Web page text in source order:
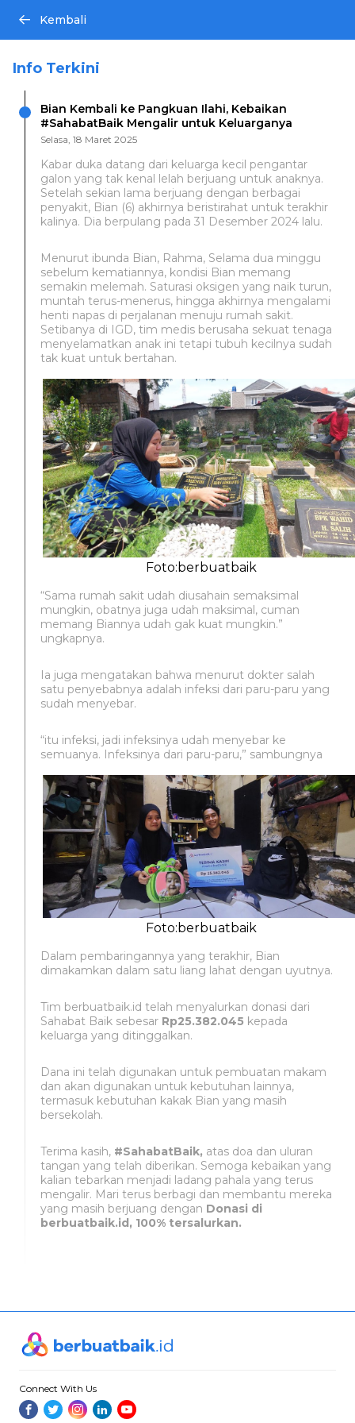
Kembali
Info Terkini
Bian Kembali ke Pangkuan Ilahi, Kebaikan
#SahabatBaik Mengalir untuk Keluarganya
Selasa, 18 Maret 2025
Kabar duka datang dari keluarga kecil pengantar
galon yang tak kenal lelah berjuang untuk anaknya.
Setelah sekian lama berjuang dengan berbagai
penyakit, Bian (6) akhirnya beristirahat untuk terakhir
kalinya. Dia berpulang pada 31 Desember 2024 lalu.
Menurut ibunda Bian, Rahma, Selama dua minggu
sebelum kematiannya, kondisi Bian memang
semakin melemah. Saturasi oksigen yang naik turun,
muntah terus-menerus, hingga akhirnya mengalami
henti napas di perjalanan menuju rumah sakit.
Setibanya di IGD, tim medis berusaha sekuat tenaga
menyelamatkan anak ini tetapi tubuh kecilnya sudah
tak kuat untuk bertahan.
Foto:berbuatbaik
“Sama rumah sakit udah diusahain semaksimal
mungkin, obatnya juga udah maksimal, cuman
memang Biannya udah gak kuat mungkin.”
ungkapnya.
Ia juga mengatakan bahwa menurut dokter salah
satu penyebabnya adalah infeksi dari paru-paru yang
sudah menyebar.
“itu infeksi, jadi infeksinya udah menyebar ke
semuanya. Infeksinya dari paru-paru,” sambungnya
Foto:berbuatbaik
Dalam pembaringannya yang terakhir, Bian
dimakamkan dalam satu liang lahat dengan uyutnya.
Tim berbuatbaik.id telah menyalurkan donasi dari
Sahabat Baik sebesar Rp25.382.045 kepada
keluarga yang ditinggalkan.
Dana ini telah digunakan untuk pembuatan makam
dan akan digunakan untuk kebutuhan lainnya,
termasuk kebutuhan kakak Bian yang masih
bersekolah.
Terima kasih, #SahabatBaik, atas doa dan uluran
tangan yang telah diberikan. Semoga kebaikan yang
kalian tebarkan menjadi ladang pahala yang terus
mengalir. Mari terus berbagi dan membantu mereka
yang masih berjuang dengan Donasi di
berbuatbaik.id, 100% tersalurkan.
Connect With Us